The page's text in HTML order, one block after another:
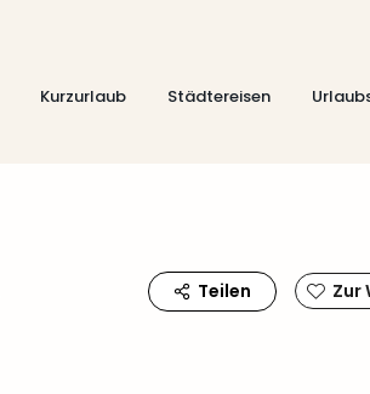
Kurzurlaub Städtereisen
Teilen Zur